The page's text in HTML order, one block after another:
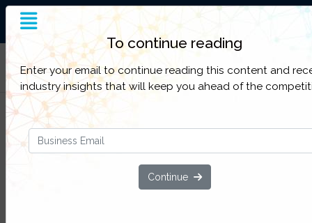
Filter Categories
Pharmaceutical Intellectual
Property Rights Webinar
We respect your privacy, by clicking ‘Watch On
you agree to receive our e-newsletter, including
To continue reading
Enter your email to continue reading this content and
industry insights that will keep you ahead of the
Continue